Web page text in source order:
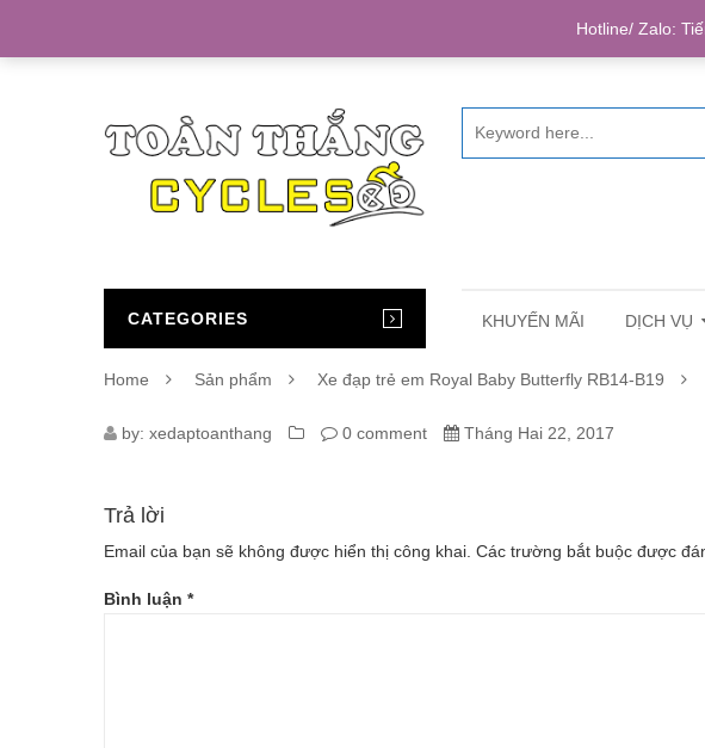
CATEGORIES KHUYẾN MÃI DỊCH VỤ
Home Sản phẩm Xe đạp trẻ em Royal Baby Butterfly RB14-B19
866_XE-
TRE-
by: xedaptoanthang 0 comment Tháng Hai 22, 2017
Trả lời
Email của bạn sẽ không được hiển thị công khai. Các trường bắt buộc được
Bình luận *
Hotline/ Zalo: